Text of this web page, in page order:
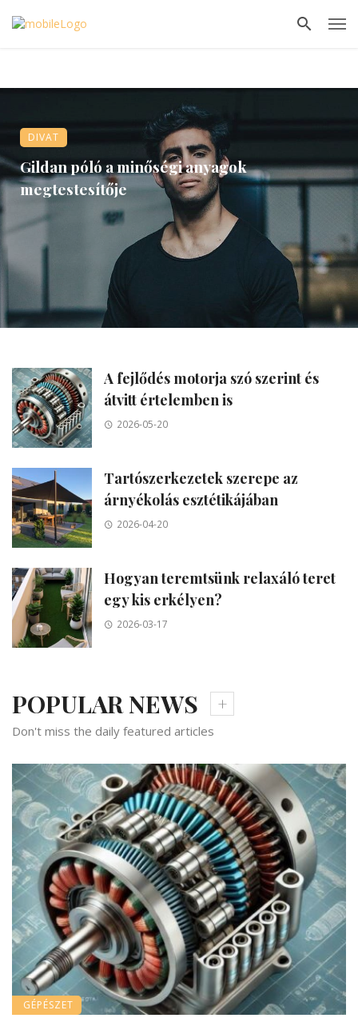
DIVAT
Gildan póló a minőségi anyagok
megtestesítője
A fejlődés motorja szó szerint és
átvitt értelemben is
2026-05-20
Tartószerkezetek szerepe az
árnyékolás esztétikájában
2026-04-20
Hogyan teremtsünk relaxáló teret
egy kis erkélyen?
2026-03-17
POPULAR NEWS
Don't miss the daily featured articles
GÉPÉSZET